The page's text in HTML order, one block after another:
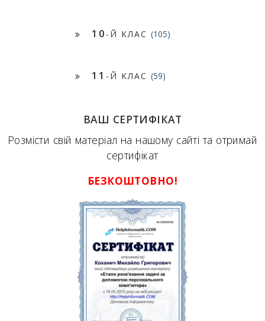
10 -Й КЛАС (105)
11 -Й КЛАС (59)
ВАШ СЕРТИФІКАТ
Розмісти свій матеріал на нашому сайті та отримай
сертифікат
БЕЗКОШТОВНО!